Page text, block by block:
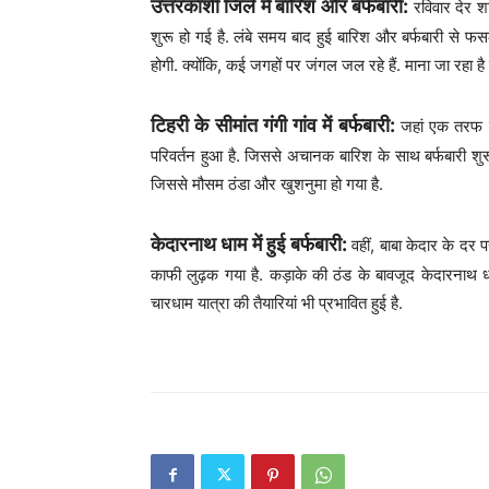
उत्तरकाशी जिले में बारिश और बर्फबारी:रविवार देर
शुरू हो गई है. लंबे समय बाद हुई बारिश और बर्फबारी से
होगी. क्योंकि, कई जगहों पर जंगल जल रहे हैं. माना जा रहा
टिहरी के सीमांत गंगी गांव में बर्फबारी: जहां एक तरफ
परिवर्तन हुआ है. जिससे अचानक बारिश के साथ बर्फबारी
जिससे मौसम ठंडा और खुशनुमा हो गया है.
केदारनाथ धाम में हुई बर्फबारी:वहीं, बाबा केदार के दर
काफी लुढ़क गया है. कड़ाके की ठंड के बावजूद केदारनाथ
चारधाम यात्रा की तैयारियां भी प्रभावित हुई है.